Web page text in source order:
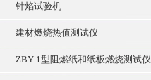
针焰试验机
建材燃烧热值测试仪
ZBY-1型阻燃纸和纸板燃烧测试仪